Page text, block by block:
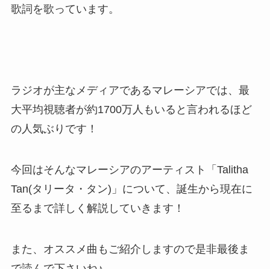
歌詞を歌っています。
ラジオが主なメディアであるマレーシアでは、最
大平均視聴者が約1700万人もいると言われるほど
の人気ぶりです！
今回はそんなマレーシアのアーティスト「Talitha
Tan(タリータ・タン)」について、誕生から現在に
至るまで詳しく解説していきます！
また、オススメ曲もご紹介しますので是非最後ま